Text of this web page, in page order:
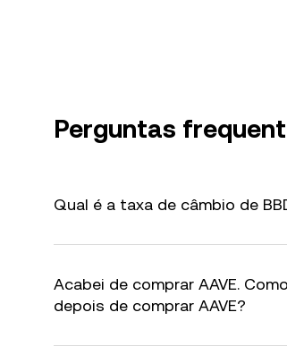
Perguntas
Qual é a taxa de câmbio de
Acabei de comprar AAVE.
depois de comprar AAVE?